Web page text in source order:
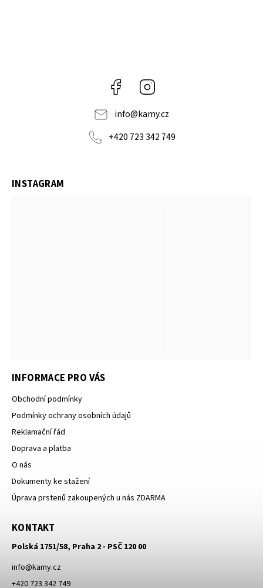
Facebook
info@kamy.cz
+420 723 342 749
INFORMACE PRO VÁS
Obchodní podmínky
Podmínky ochrany osobních údajů
Reklamační řád
Doprava a platba
O nás
Dokumenty ke stažení
Úprava prstenů zakoupených u nás ZDARMA
KONTAKT
Polská 1751/58, Praha 2 - PSČ 120 00
info@kamy.cz
+420 723 342 749
INSTAGRAM